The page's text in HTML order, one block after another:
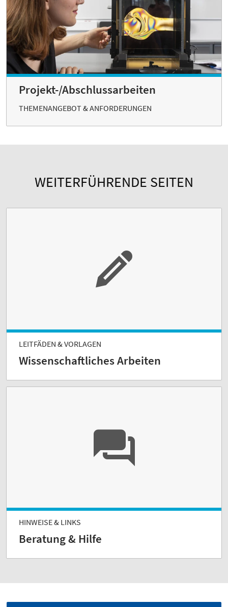
Projekt-/Abschlussarbeiten
THEMENANGEBOT & ANFORDERUNGEN
WEITERFÜHRENDE SEITEN
LEITFÄDEN & VORLAGEN
Wissenschaftliches Arbeiten
HINWEISE & LINKS
Beratung & Hilfe